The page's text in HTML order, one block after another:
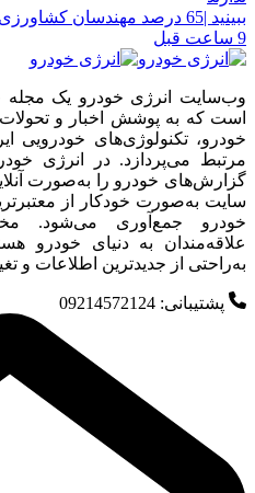
ببینید |65 درصد مهندسان کشاورزی بیکارند یا شغل تخصصی ندارند
9 ساعت قبل
وب‌سایت انرژی خودرو یک
است که به پوشش اخبار و
خودرو، تکنولوژی‌های خودرویی
مرتبط می‌پردازد. در انرژی
گزارش‌های خودرو را به‌صورت
سایت به‌صورت خودکار از
خودرو جمع‌آوری می‌شود.
علاقه‌مندان به دنیای خودرو
به‌راحتی از جدیدترین اطلاعات و
پشتیبانی: 09214572124